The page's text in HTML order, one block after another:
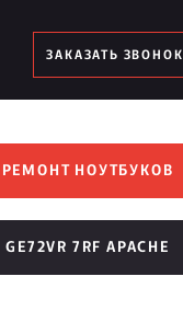
ЗАКАЗАТЬ ЗВОНОК
РЕМОНТ НОУТБУКОВ
GE72VR 7RF APACHE